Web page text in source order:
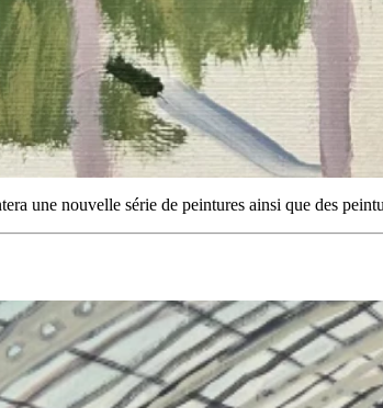
une nouvelle série de peintures ainsi que des